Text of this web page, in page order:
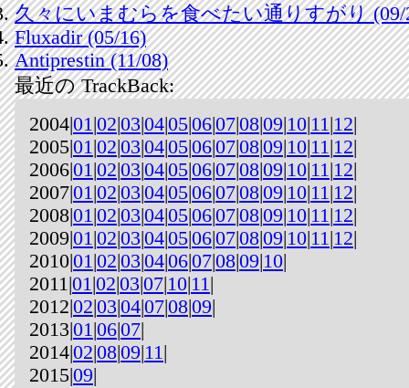
久々にいまむらを食べたい通りすがり (09/
Fluxadir (05/16)
Antiprestin (11/08)
最近の TrackBack:
2004|01|02|03|04|05|06|07|08|09|10|11|12|
2005|01|02|03|04|05|06|07|08|09|10|11|12|
2006|01|02|03|04|05|06|07|08|09|10|11|12|
2007|01|02|03|04|05|06|07|08|09|10|11|12|
2008|01|02|03|04|05|06|07|08|09|10|11|12|
2009|01|02|03|04|05|06|07|08|09|10|11|12|
2010|01|02|03|04|06|07|08|09|10|
2011|01|02|03|07|10|11|
2012|02|03|04|07|08|09|
2013|01|06|07|
2014|02|08|09|11|
2015|09|